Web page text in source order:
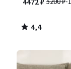
4,4
/